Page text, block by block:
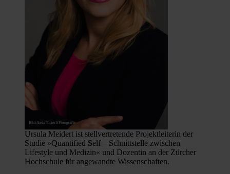
Ursula Meidert ist stellvertretende Projektleiterin der
Studie »Quantified Self – Schnittstelle zwischen
Lifestyle und Medizin« und Dozentin an der Zürcher
Hochschule für angewandte Wissenschaften.